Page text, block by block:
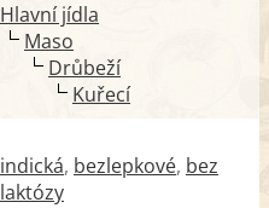
Hlavní jídla
Maso
Drůbeží
Kuřecí
indická bezlepkové bez
laktózy